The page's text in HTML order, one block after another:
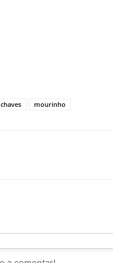
chaves mourinho